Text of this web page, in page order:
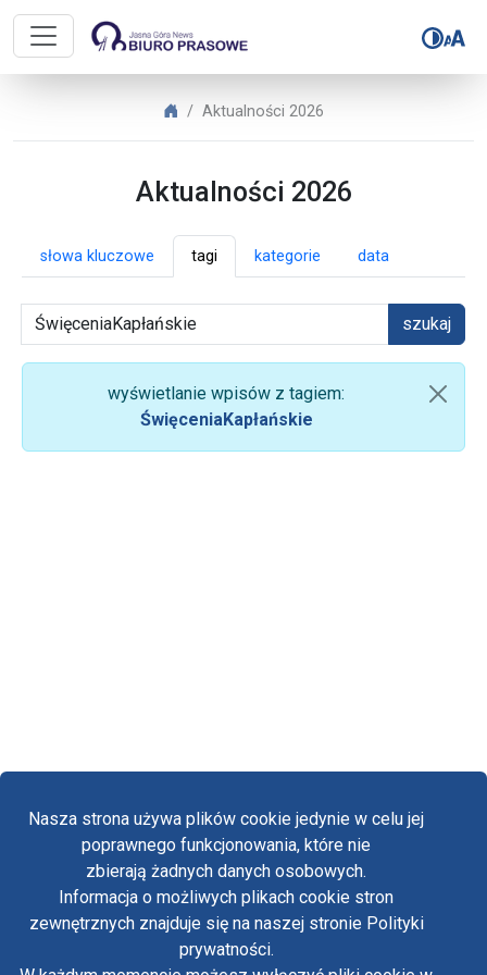
Nasza strona używa plików cookie jedynie w celu jej
poprawnego funkcjonowania, które nie
zbierają żadnych danych osobowych.
Informacja o możliwych plikach cookie stron
zewnętrznych znajduje się na naszej stronie Polityki
prywatności.
Biuro Prasowe Jasnej Góry –
Biuro Prasowe Jasnej Góry
Aktualności 2026
Aktualności 2026
słowa kluczowe tagi kategorie data
szukaj
wyświetlanie wpisów z tagiem:
ŚwięceniaKapłańskie